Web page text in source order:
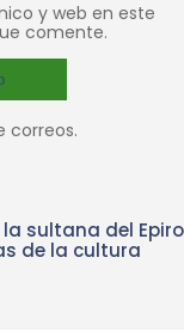
y web en este
comente.
correos.
la sultana del Epiro
de la cultura